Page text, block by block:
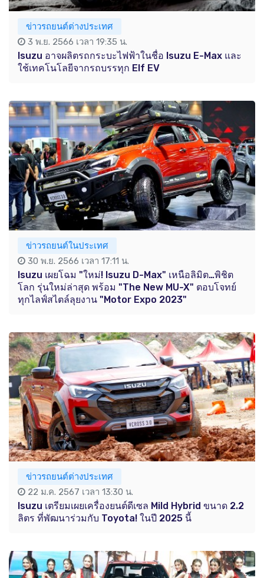
ข่าวรถยนต์ต่างประเทศ
3 พ.ย. 2566 เวลา 19:35 น.
Isuzu อาจผลิตรถกระบะไฟฟ้าในชื่อ Isuzu E-Max และ
ใช้เทคโนโลยีจากรถบรรทุก Elf EV
ข่าวรถยนต์ในประเทศ
30 พ.ย. 2566 เวลา 17:11 น.
Isuzu เผยโฉม "ใหม่! Isuzu D-Max" เหนือลิมิต…พิชิต
โลก รุ่นใหม่ล่าสุด พร้อม "The New MU-X" ตอบโจทย์
ทุกไลฟ์สไตล์ลุยงาน "Motor Expo 2023"
ข่าวรถยนต์ต่างประเทศ
22 ม.ค. 2567 เวลา 13:30 น.
Isuzu เตรียมเผยเครื่องยนต์ดีเซล Mild Hybrid ขนาด 2.2
ลิตร ที่พัฒนาร่วมกับ Toyota! ในปี 2025 นี้